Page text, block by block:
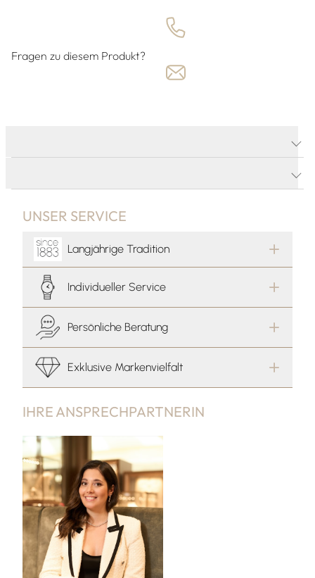
Fragen zu diesem Produkt?
IHRE ANSPRECHPARTNERIN
UNSER SERVICE
Langjährige Tradition
Individueller Service
Persönliche Beratung
Exklusive Markenvielfalt